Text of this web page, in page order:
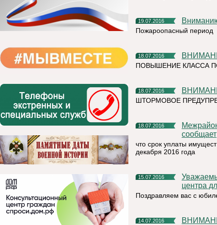
19.07.2016
Пожароопасный период
18.07.2016
ПОВЫШЕНИЕ КЛАССА
18.07.2016
ШТОРМОВОЕ
18.07.2016
Межрайонная ИФНС России №5 по Республике Коми
сообщает
что срок уплаты
декабря 2016 года
15.07.2016
Уважаемые сотрудники социально-реабилитационного
центра
Поздравляем вас с
14.07.2016